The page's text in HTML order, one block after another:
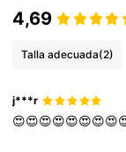
4,69
Talla adecuada(2)
j***r